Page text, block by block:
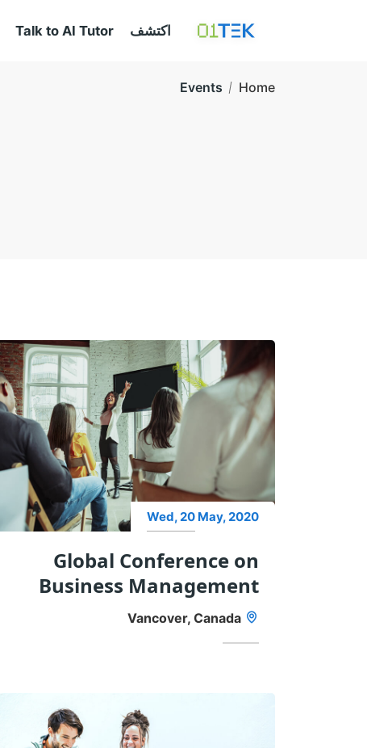
اكتشف Talk to AI Tutor
Home
Events
Wed, 20 May, 2020
Global Conference on
Business Management
Vancover, Canada